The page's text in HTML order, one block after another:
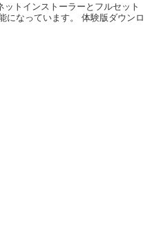
トインストーラーとフルセット
になっています。 体験版ダウンロ